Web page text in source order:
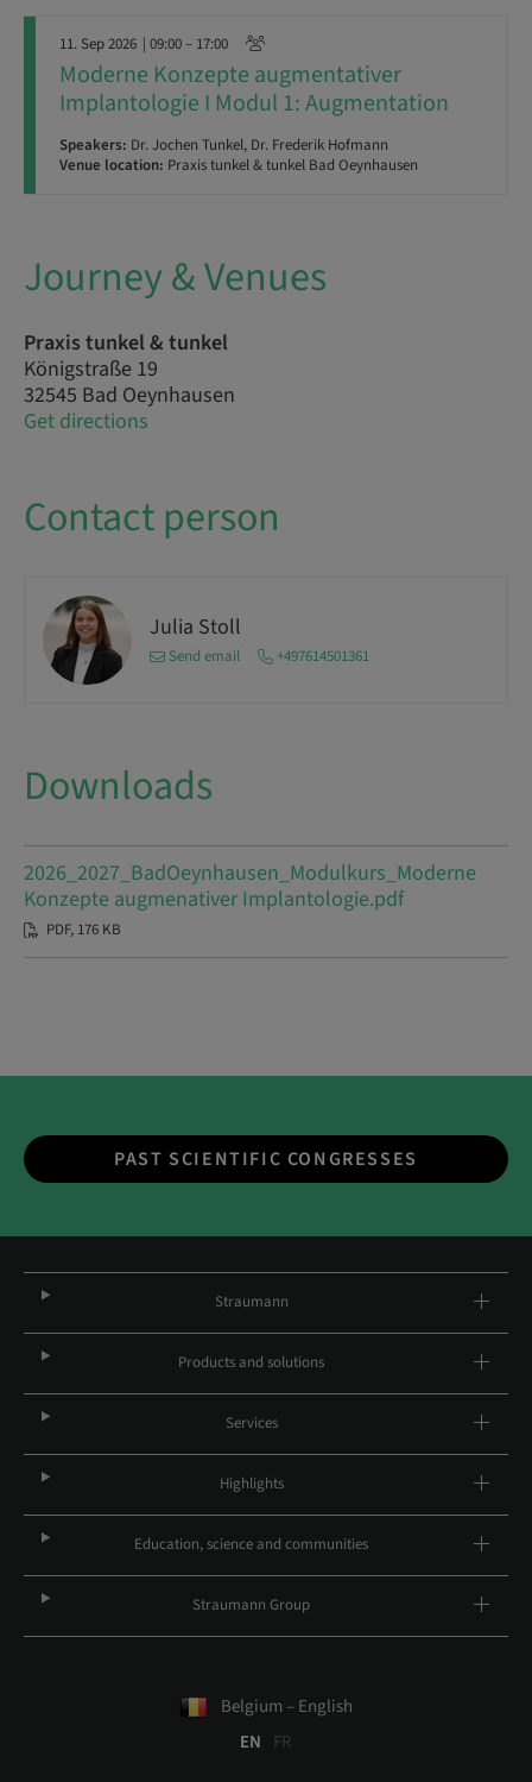
11. Sep 2026 | 09:00 – 17:00
Moderne Konzepte augmentativer
Implantologie I Modul 1: Augmentation
Speakers: Dr. Jochen Tunkel, Dr. Frederik Hofmann
Venue location: Praxis tunkel & tunkel Bad Oeynhausen
Journey & Venues
Praxis tunkel & tunkel
Königstraße 19
32545 Bad Oeynhausen
Get directions
Contact person
Julia Stoll
Send email +497614501361
Downloads
2026_2027_BadOeynhausen_Modulkurs_Moderne
Konzepte augmenativer Implantologie.pdf
PDF, 176 KB
PAST SCIENTIFIC CONGRESSES
Straumann
Products and solutions
Services
Highlights
Education, science and communities
Straumann Group
Belgium – English
EN
FR